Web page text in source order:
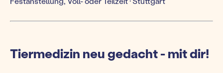
Tiermedizin neu gedacht - mit dir!